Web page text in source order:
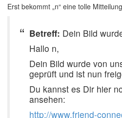
Erst bekommt „n“ eine tolle
Betreff: Dein Bild
Hallo n,
Dein Bild wurde von
geprüft und ist nun
Du kannst es Dir hier
ansehen:
http://www.friend-